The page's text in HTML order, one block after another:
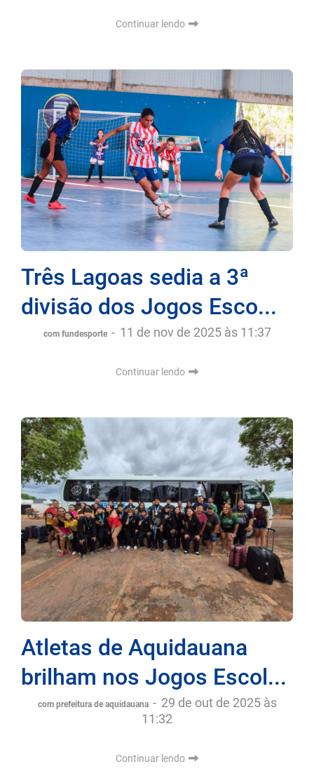
Continuar lendo
Três Lagoas sedia a 3ª
divisão dos Jogos Esco...
com fundesporte - 11 de nov de 2025 às 11:37
Continuar lendo
Atletas de Aquidauana
brilham nos Jogos Escol...
com prefeitura de aquidauana - 29 de out de 2025 às
11:32
Continuar lendo